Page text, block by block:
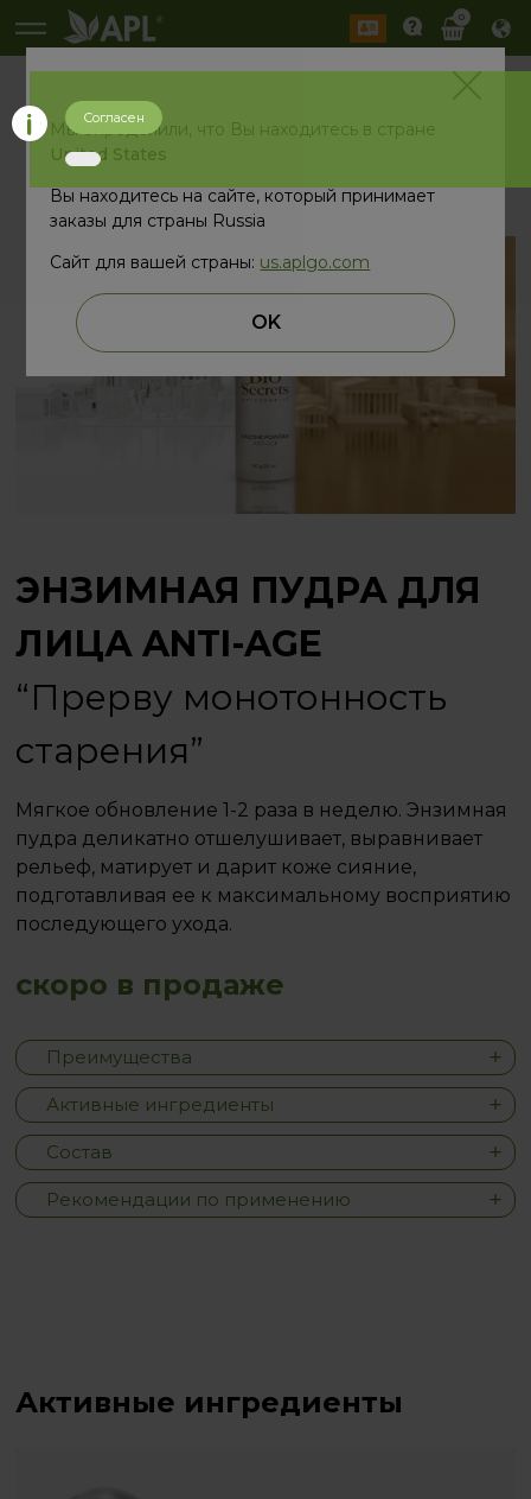
0
назад
ЭНЗИМНАЯ ПУДРА ДЛЯ
ЛИЦА ANTI-AGE
“Прерву монотонность
старения”
Мягкое обновление 1-2 раза в неделю. Энзимная
пудра деликатно отшелушивает, выравнивает
рельеф, матирует и дарит коже сияние,
подготавливая ее к максимальному восприятию
последующего ухода.
скоро в продаже
Преимущества
Активные ингредиенты
Состав
Рекомендации по применению
Активные ингредиенты
Мы определили, что Вы находитесь в стране
United States
Вы находитесь на сайте, который принимает
заказы для страны Russia
Сайт для вашей страны: us.aplgo.com
OK
Согласен